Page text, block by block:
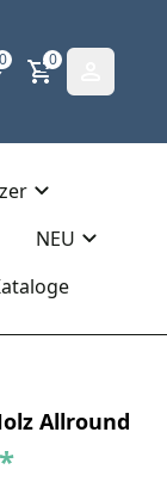
0 0
NEU
Allround